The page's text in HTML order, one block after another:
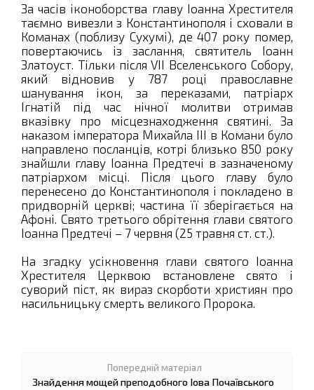
За часів іконоборства главу Іоанна Хрестителя
таємно вивезли з Константинополя і сховали в
Команах (поблизу Сухумі), де 407 року помер,
повертаючись із заслання, святитель Іоанн
Златоуст. Тільки після VII Вселенського Собору,
який відновив у 787 році православне
шанування ікон, за переказами, патріарх
Ігнатій під час нічної молитви отримав
вказівку про місцезнаходження святині. За
наказом імператора Михайла III в Комани було
направлено посланців, котрі близько 850 року
знайшли главу Іоанна Предтечі в зазначеному
патріархом місці. Після цього главу було
перенесено до Константинополя і покладено в
придворній церкві; частина її зберігається на
Афоні. Свято третього обрітення глави святого
Іоанна Предтечі – 7 червня (25 травня ст. ст.).
На згадку усікновення глави святого Іоанна
Хрестителя Церквою встановлене свято і
суворий піст, як вираз скорботи християн про
насильницьку смерть великого Пророка.
Знайдення мощей преподобного Іова Почаївського